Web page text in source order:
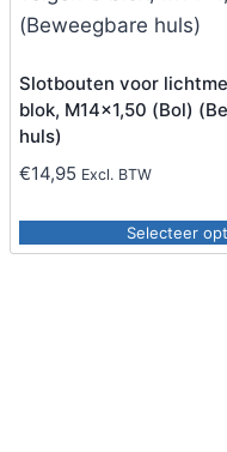
Slotbouten voor
blok, M14x1,50 (Bol)
huls)
€14,95 Excl. BTW
Selecteer
Dit